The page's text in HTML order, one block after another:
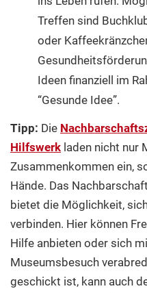
Treffen sind
oder
Ideen finanziell im
“Gesunde Idee”.
Tipp: Die
Hilfswerk laden nicht nur
Zusammenkommen ein,
Hände. Das
bietet die Möglichkeit,
verbinden. Hier können
Hilfe anbieten oder sich
Museumsbesuch
geschickt ist, kann auch